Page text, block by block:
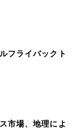
フライバックト
市場、地理によ